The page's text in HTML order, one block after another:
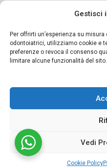
Gestisci
Per offrirti un’esperienza su
odontoiatrici, utilizziamo cookie e
preferenze o revoca il consenso
limitare alcune funzionalità del sito.
Vedi
Cookie Policy
Si dichiara sotto la propria
messaggio informativo è
previsto dagli artt. 55-56-57
Medica e dalla Linea Guida
©2024 Studio dentistico
Cookie policy